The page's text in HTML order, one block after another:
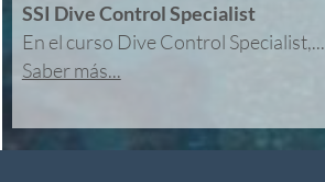
SSI Dive Control Specialist
En el curso Dive Control Specialist,...
Saber más...